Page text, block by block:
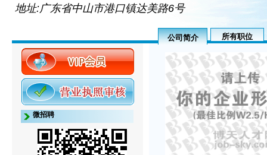
地址:广东省中山市港口镇达美路6号
公司简介 所有职位
微招聘